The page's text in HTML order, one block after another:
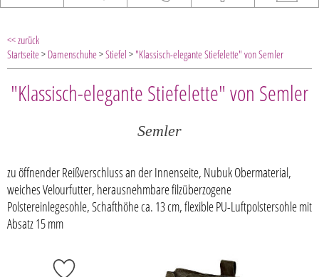
<< zurück
Startseite> Damenschuhe>Stiefel > "Klassisch-elegante Stiefelette" von Semler
"Klassisch-elegante Stiefelette" von Semler
Semler
zu öffnender Reißverschluss an der Innenseite, Nubuk Obermaterial,
weiches Velourfutter, herausnehmbare filzüberzogene
Polstereinlegesohle, Schafthöhe ca. 13 cm, flexible PU-Luftpolstersohle mit
Absatz 15 mm